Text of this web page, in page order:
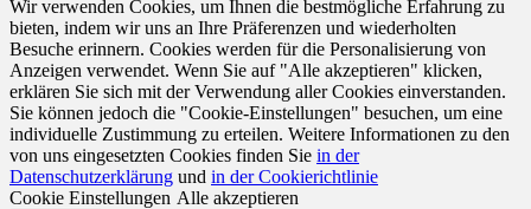
Wir verwenden Cookies, um Ihnen die bestmögliche Erfahrung zu
bieten, indem wir uns an Ihre Präferenzen und wiederholten
Besuche erinnern. Cookies werden für die Personalisierung von
Anzeigen verwendet. Wenn Sie auf "Alle akzeptieren" klicken,
erklären Sie sich mit der Verwendung aller Cookies einverstanden.
Sie können jedoch die "Cookie-Einstellungen" besuchen, um eine
individuelle Zustimmung zu erteilen. Weitere Informationen zu den
von uns eingesetzten Cookies finden Sie in der
Datenschutzerklärung und in der Cookierichtlinie
Cookie Einstellungen Alle akzeptieren